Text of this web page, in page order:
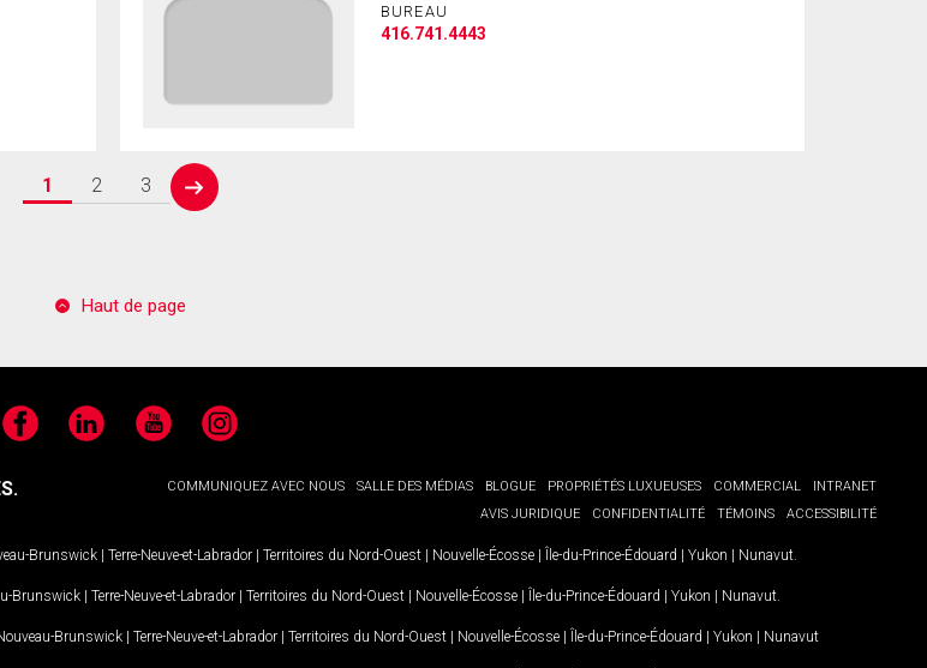
BUREAU
416.741.4443
1 2 3
next
Haut de page
FacebookLinkedIn YouTubeInstagram
COMMUNIQUEZ AVEC NOUS SALLE DES MÉDIAS BLOGUE PROPRIÉTÉS LUXUEUSES COMMERCIAL
INTRANET
AVIS JURIDIQUE
CONFIDENTIALITÉ TÉMOINS ACCESSIBILITÉ
Brunswick Terre-Neuve-et-Labrador Territoires du Nord-Ouest Nouvelle-Écosse Île-du-Prince-Édouard Yukon Nunavut.
Brunswick Terre-Neuve-et-Labrador Territoires du Nord-Ouest Nouvelle-Écosse Île-du-Prince-Édouard Yukon Nunavut.
Brunswick Terre-Neuve-et-Labrador Territoires du Nord-Ouest Nouvelle-Écosse Île-du-Prince-Édouard Yukon Nunavut